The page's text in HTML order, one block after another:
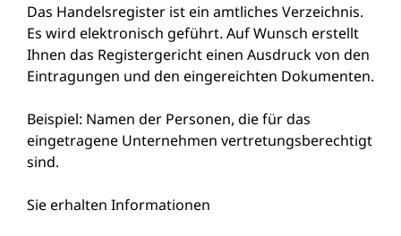
Das Handelsregister ist ein amtliches Verzeichnis.
Es wird elektronisch geführt. Auf Wunsch erstellt
Ihnen das Registergericht einen Ausdruck von den
Eintragungen und den eingereichten Dokumenten.
Beispiel: Namen der Personen, die für das
eingetragene Unternehmen vertretungsberechtigt
sind.
Sie erhalten Informationen